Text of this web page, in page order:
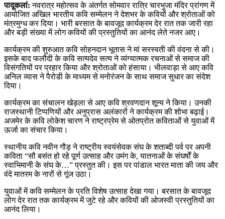
पादूकलां: नवरात्र महोत्सव के अंतर्गत सोमवार रात्रि चारभुजा मंदिर प्रांगण में
आयोजित अखिल भारतीय कवि सम्मेलन ने देशभर के कवियों और श्रोताओं को
मंत्रमुग्ध कर दिया। भारी बरसात के बावजूद कार्यक्रम देर रात तक जारी रहा
और बड़ी संख्या में लोग कवियों की प्रस्तुतियों का आनंद लेते नजर आए।
कार्यक्रम की शुरुआत कवि सोहनदान भूतास ने मां सरस्वती की वंदना से की।
इसके बाद फलौदी के कवि सत्यदेव सत्य ने व्यंग्यात्मक रचनाओं से समाज की
विसंगतियों पर प्रहार किया और श्रोताओं को हंसाया। भीलवाड़ा से आए कवि
अनिल व्यास ने पैरोडी के माध्यम से मनोरंजन के साथ समाज सुधार का संदेश
दिया।
कार्यक्रम का संचालन खेड़ला से आए कवि श्रवणदान शून्य ने किया। उनकी
राजस्थानी टिप्पणियों और अनुप्रास अलंकारों ने कार्यक्रम की शोभा बढ़ाई।
अजमेर के कवि लोकेश चारण ने राष्ट्रप्रेम से ओतप्रोत कविताओं से युवाओं में
ऊर्जा का संचार किया।
स्थानीय कवि नवीन गौड़ ने राष्ट्रीय स्वयंसेवक संघ के शताब्दी पर्व पर अपनी
कविता “सौ बसंत हो रहे पूर्ण उत्साह और उमंग के, यातनाओं के संघर्षों के
स्वाभिमानी के संघ के…” प्रस्तुत की। इस पर पांडाल भारत माता की जय और
वंदे मातरम के नारों से गूंज उठा।
युवाओं में कवि सम्मेलन के प्रति विशेष उत्साह देखा गया। बरसात के बावजूद
लोग देर रात तक कार्यक्रम में जुटे रहे और कवियों की ओजस्वी प्रस्तुतियों का
आनंद लिया।